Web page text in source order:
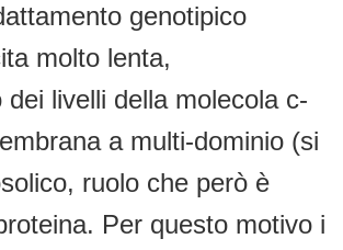
genotipico
molto lenta,
livelli della molecola c-
a multi-dominio (si
ruolo che però è
Per questo motivo i